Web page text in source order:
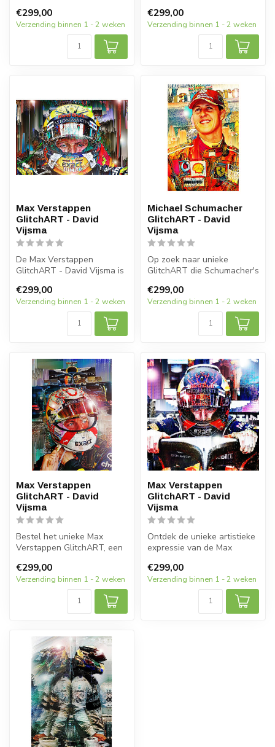
€299,00
Verzending binnen 1 - 2 weken
David Vijsm...
€299,00
Verzending binnen 1 - 2 weken
Max Verstappen
GlitchART - David
Vijsma
De Max Verstappen
GlitchART - David Vijsma is
intense...
€299,00
Verzending binnen 1 - 2 weken
Michael Schumacher
GlitchART - David
Vijsma
Op zoek naar unieke
GlitchART die Schumacher's
Schumacher G...
€299,00
Verzending binnen 1 - 2 weken
Max Verstappen
GlitchART - David
Vijsma
Bestel het unieke Max
Verstappen GlitchART, een
fans bet...
€299,00
Verzending binnen 1 - 2 weken
Max Verstappen
GlitchART - David
Vijsma
Ontdek de unieke artistieke
expressie van de Max
gemaakt d...
€299,00
Verzending binnen 1 - 2 weken